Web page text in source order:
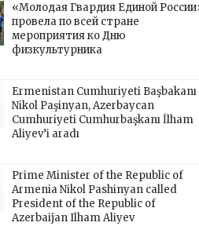
«Молодая Гвардия Единой
провела по всей стране
мероприятия ко Дню
физкультурника
Ermenistan Cumhuriyeti Başbakanı
Nikol Paşinyan, Azerbaycan
Cumhuriyeti Cumhurbaşkanı İlham
Aliyev’i aradı
Prime Minister of the Republic of
Armenia Nikol Pashinyan called
President of the Republic of
Azerbaijan Ilham Aliyev